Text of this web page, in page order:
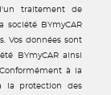
traitement de
société BYmyCAR
Vos données sont
BYmyCAR ainsi
à la
la protection des